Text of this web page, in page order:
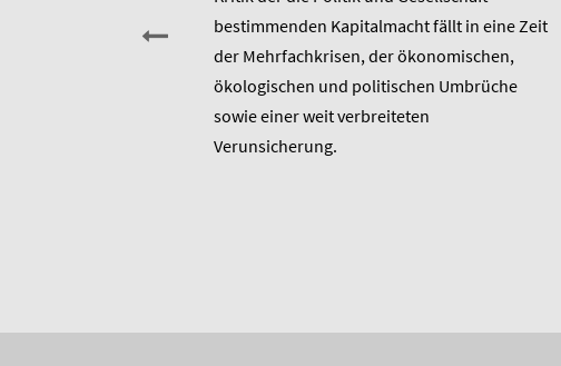
bestimmenden Kapitalmacht fällt in eine Zeit
der Mehrfachkrisen, der ökonomischen,
ökologischen und politischen Umbrüche
sowie einer weit verbreiteten
Verunsicherung.